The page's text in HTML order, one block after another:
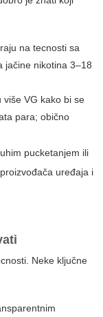
na tecnosti sa
jačine nikotina 3–18
više VG kako bi se
para; obično
pucketanjem ili
uređaja i
Neke ključne